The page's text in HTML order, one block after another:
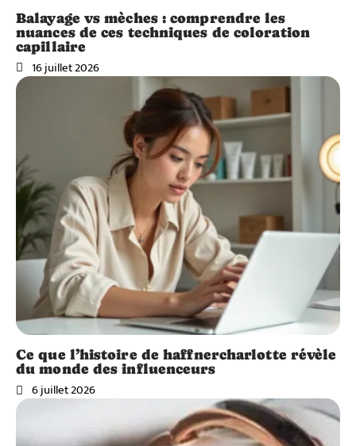
Balayage vs mèches : comprendre les
nuances de ces techniques de coloration
capillaire
16 juillet 2026
Ce que l’histoire de haffnercharlotte révèle
du monde des influenceurs
6 juillet 2026